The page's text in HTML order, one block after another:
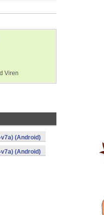
Viren
v7a) (Android)
v7a) (Android)